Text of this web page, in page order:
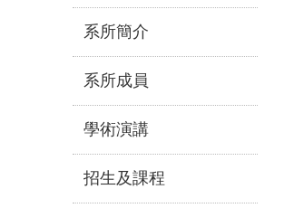
系所簡介
系所成員
學術演講
招生及課程